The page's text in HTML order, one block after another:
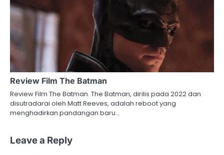
Review Film The Batman
Review Film The Batman. The Batman, dirilis pada 2022 dan
disutradarai oleh Matt Reeves, adalah reboot yang
menghadirkan pandangan baru…
Leave a Reply